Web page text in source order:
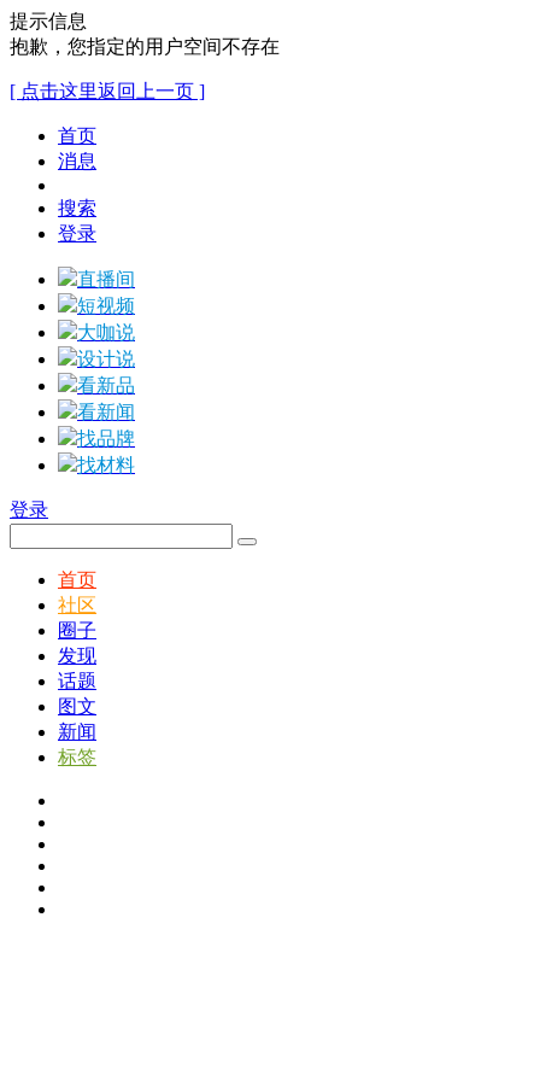
提示信息
抱歉，您指定的用户空间不存在
[ 点击这里返回上一页 ]
首页
消息
搜索
登录
直播间
短视频
大咖说
设计说
看新品
看新闻
找品牌
找材料
登录
首页
社区
圈子
发现
话题
图文
新闻
标签